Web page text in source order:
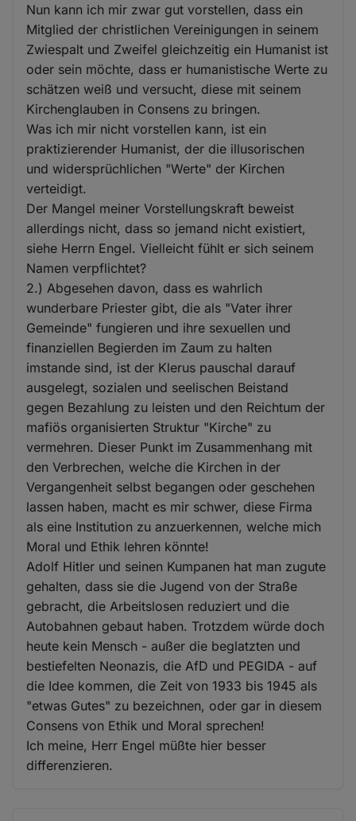
Nun kann ich mir zwar gut vorstellen, dass ein
Mitglied der christlichen Vereinigungen in seinem
Zwiespalt und Zweifel gleichzeitig ein Humanist ist
oder sein möchte, dass er humanistische Werte zu
schätzen weiß und versucht, diese mit seinem
Kirchenglauben in Consens zu bringen.
Was ich mir nicht vorstellen kann, ist ein
praktizierender Humanist, der die illusorischen
und widersprüchlichen "Werte" der Kirchen
verteidigt.
Der Mangel meiner Vorstellungskraft beweist
allerdings nicht, dass so jemand nicht existiert,
siehe Herrn Engel. Vielleicht fühlt er sich seinem
Namen verpflichtet?
2.) Abgesehen davon, dass es wahrlich
wunderbare Priester gibt, die als "Vater ihrer
Gemeinde" fungieren und ihre sexuellen und
finanziellen Begierden im Zaum zu halten
imstande sind, ist der Klerus pauschal darauf
ausgelegt, sozialen und seelischen Beistand
gegen Bezahlung zu leisten und den Reichtum der
mafiös organisierten Struktur "Kirche" zu
vermehren. Dieser Punkt im Zusammenhang mit
den Verbrechen, welche die Kirchen in der
Vergangenheit selbst begangen oder geschehen
lassen haben, macht es mir schwer, diese Firma
als eine Institution zu anzuerkennen, welche mich
Moral und Ethik lehren könnte!
Adolf Hitler und seinen Kumpanen hat man zugute
gehalten, dass sie die Jugend von der Straße
gebracht, die Arbeitslosen reduziert und die
Autobahnen gebaut haben. Trotzdem würde doch
heute kein Mensch - außer die beglatzten und
bestiefelten Neonazis, die AfD und PEGIDA - auf
die Idee kommen, die Zeit von 1933 bis 1945 als
"etwas Gutes" zu bezeichnen, oder gar in diesem
Consens von Ethik und Moral sprechen!
Ich meine, Herr Engel müßte hier besser
differenzieren.